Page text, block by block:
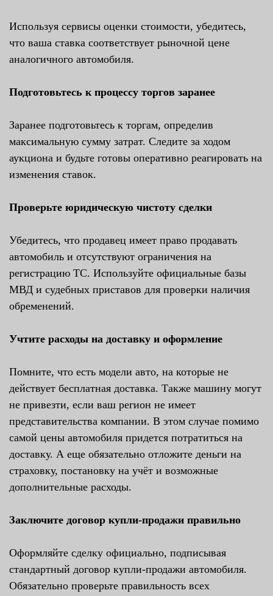
Используя сервисы оценки стоимости, убедитесь,
что ваша ставка соответствует рыночной цене
аналогичного автомобиля.
Подготовьтесь к процессу торгов заранее
Заранее подготовьтесь к торгам, определив
максимальную сумму затрат. Следите за ходом
аукциона и будьте готовы оперативно реагировать на
изменения ставок.
Проверьте юридическую чистоту сделки
Убедитесь, что продавец имеет право продавать
автомобиль и отсутствуют ограничения на
регистрацию ТС. Используйте официальные базы
МВД и судебных приставов для проверки наличия
обременений.
Учтите расходы на доставку и оформление
Помните, что есть модели авто, на которые не
действует бесплатная доставка. Также машину могут
не привезти, если ваш регион не имеет
представительства компании. В этом случае помимо
самой цены автомобиля придется потратиться на
доставку. А еще обязательно отложите деньги на
страховку, постановку на учёт и возможные
дополнительные расходы.
Заключите договор купли-продажи правильно
Оформляйте сделку официально, подписывая
стандартный договор купли-продажи автомобиля.
Обязательно проверьте правильность всех